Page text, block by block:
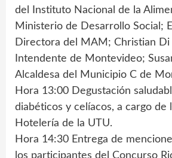
del Instituto Nacional de la
Ministerio de Desarrollo Social;
Directora del MAM; Christian Di
Intendente de Montevideo;
Alcaldesa del Municipio C de
Hora 13:00 Degustación
diabéticos y celíacos, a cargo de
Hotelería de la UTU.
Hora 14:30 Entrega de
los participantes del Concurso